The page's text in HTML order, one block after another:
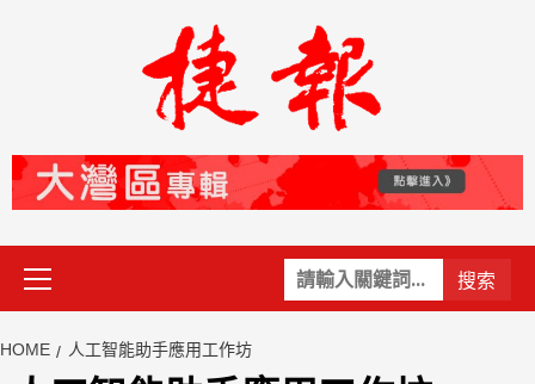
關
鍵
Primary
Menu
HOME 人工智能助手應用工作坊